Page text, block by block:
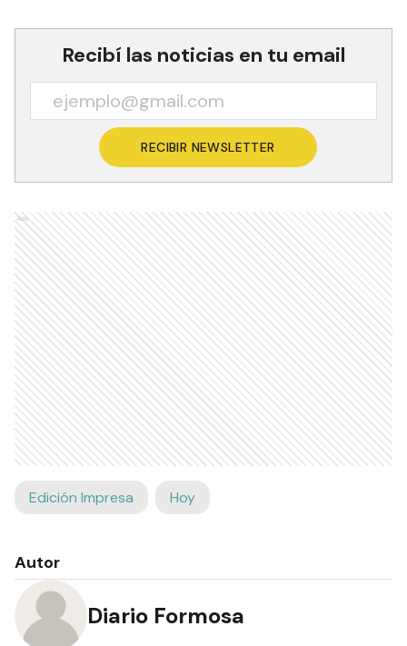
Recibí las noticias en tu email
RECIBIR NEWSLETTER
Ads
Edición Impresa Hoy
Autor
Diario Formosa